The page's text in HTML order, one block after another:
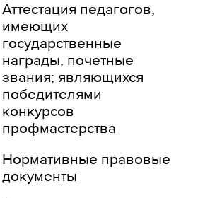
Аттестация педагогов,
имеющих
государственные
награды, почетные
звания; являющихся
победителями
конкурсов
профмастерства
Нормативные правовые
документы